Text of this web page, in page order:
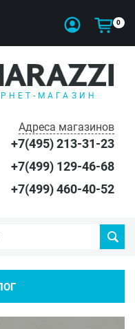
0
МАГАЗИН
Адреса магазинов
+7(495) 213-31-23
+7(499) 129-46-68
+7(499) 460-40-52